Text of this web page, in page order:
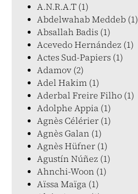
A.N.R.A.T (1)
Abdelwahab Meddeb (1)
Absallah Badis (1)
Acevedo Hernández (1)
Actes Sud-Papiers (1)
Adamov (2)
Adel Hakim (1)
Aderbal Freire Filho (1)
Adolphe Appia (1)
Agnès Célérier (1)
Agnès Galan (1)
Agnès Hüfner (1)
Agustín Núñez (1)
Ahnchi-Woon (1)
Aïssa Maïga (1)